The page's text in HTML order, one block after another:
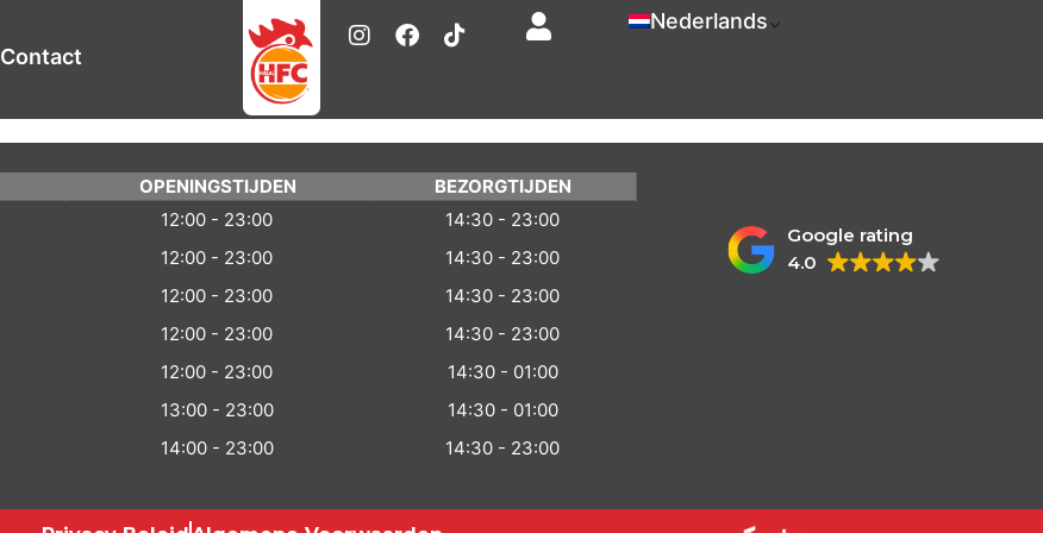
Contact
Nederlands
OPENINGSTIJDEN
BEZORGTIJDEN
12:00 - 23:00
14:30 - 23:00
12:00 - 23:00
14:30 - 23:00
12:00 - 23:00
14:30 - 23:00
12:00 - 23:00
14:30 - 23:00
12:00 - 23:00
14:30 - 01:00
13:00 - 23:00
14:30 - 01:00
14:00 - 23:00 14:30 - 23:00
Google rating
4.0